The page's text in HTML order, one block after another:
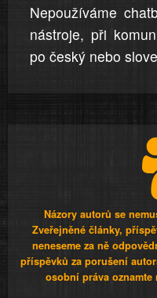
Nepoužíváme
nástroje, při
po český nebo
Názory autorů se
Zveřejněné články,
neneseme za ně
příspěvků za porušení
osobní práva